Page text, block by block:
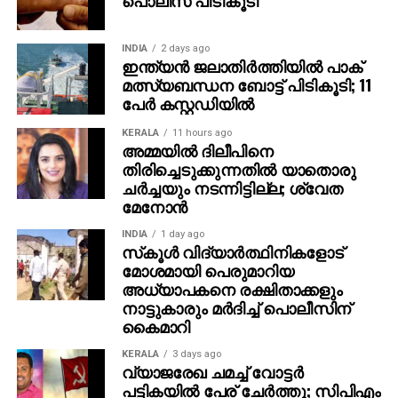
ആക്ഷേപിക്കുന്നത് പുതിയ ‘സംഘാവബോധ’ത്തിന്റെ
ലക്ഷണമാണോ എന്ന് പരിശോധിക്കേണ്ടിയിരിക്കുന്നു.
ഐക്യജനാധിപത്യ മുന്നണി സ്ഥാനാര്‍ത്ഥിയായാണ്
പി.കെ. കുഞ്ഞാലിക്കുട്ടി മലപ്പുറത്ത് മത്സരിച്ചത്.
മലപ്പുറത്ത് ഒട്ടേറെ തെരഞ്ഞെടുപ്പ് നടന്നിട്ടുണ്ട്. എല്ലാ
രാഷ്ട്രീയ പാര്‍ട്ടികളും മത്സരിക്കാറുണ്ട്. എല്ലാവര്‍ക്കും
ഒരുപോലെ പ്രവര്‍ത്തന സ്വാതന്ത്ര്യവും ഈ
ജില്ലയിലുണ്ട്. സി.പി.എം. നേതാക്കളായ ഇ.കെ.
ഇമ്പിച്ചിബാവയും പാലോളി മുഹമ്മദ്കുട്ടിയും പി.
ശ്രീരാമകൃഷ്ണനും, വി. ശശികുമാറും ജയിച്ചത് ഈ
ജില്ലയില്‍ നിന്നാണ്. മുന്‍സിപ്പല്‍ ചെയര്‍പേഴ്‌സനായി
ബദറുന്നിസയും മലപ്പുറം ഭരിച്ചിട്ടുണ്ട്. ഇതേ
മണ്ഡലത്തില്‍ നിന്നാണ് ടി.കെ. ഹംസ
പാര്‍ലമെന്റംഗമായത്. മുഖ്യമന്ത്രിയായിരുന്ന എ.കെ.
ആന്റണി തിരൂരങ്ങാടിയില്‍ മത്സരിക്കുമ്പോള്‍ മുസ്‌ലിം
വോട്ടുകള്‍ ലക്ഷ്യമാക്കി ഡോ. എന്‍.എ കരീമിനെ
മുണ്ടുടുപ്പിച്ച് സ്ഥാനാര്‍ത്ഥിയാക്കിയത് സി.പി.എമ്മാണ്.
അന്ന് ആന്റണിയെ മതവും ജാതിയും നോക്കാതെ
ജയിപ്പിച്ചതാരാണ്. മലപ്പുറത്തുകാര്‍, അവരെയാണ്
INDIA 2 days ago
ഇന്ത്യന്‍ ജലാതിര്‍ത്തിയില്‍ പാക്
മത്സ്യബന്ധന ബോട്ട് പിടികൂടി; 11
പേര്‍ കസ്റ്റഡിയില്‍
KERALA 11 hours ago
അമ്മയില്‍ ദിലീപിനെ
തിരിച്ചെടുക്കുന്നതില്‍ യാതൊരു
ചര്‍ച്ചയും നടന്നിട്ടില്ല; ശ്വേത
മേനോന്‍
INDIA 1 day ago
സ്‌കൂള്‍ വിദ്യാര്‍ത്ഥിനികളോട്
മോശമായി പെരുമാറിയ
അധ്യാപകനെ രക്ഷിതാക്കളും
നാട്ടുകാരും മര്‍ദിച്ച് പൊലീസിന്
കൈമാറി
KERALA 3 days ago
വ്യാജരേഖ ചമച്ച് വോട്ടര്‍
പട്ടികയില്‍ പേര് ചേര്‍ത്തു; സിപിഎം